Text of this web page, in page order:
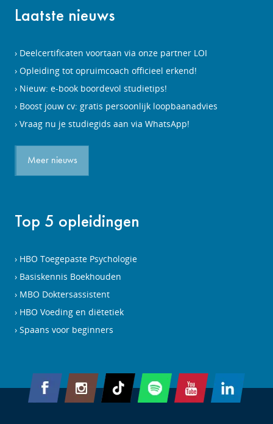
Laatste nieuws
Deelcertificaten voortaan via onze partner LOI
Opleiding tot opruimcoach officieel erkend!
Nieuw: e-book boordevol studietips!
Boost jouw cv: gratis persoonlijk loopbaanadvies
Vraag nu je studiegids aan via WhatsApp!
Meer nieuws
Top 5 opleidingen
HBO Toegepaste Psychologie
Basiskennis Boekhouden
MBO Doktersassistent
HBO Voeding en diëtetiek
Spaans voor beginners